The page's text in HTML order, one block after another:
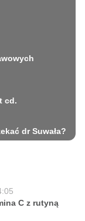
cd.
dr Suwała?
pękła!
C z rutyną